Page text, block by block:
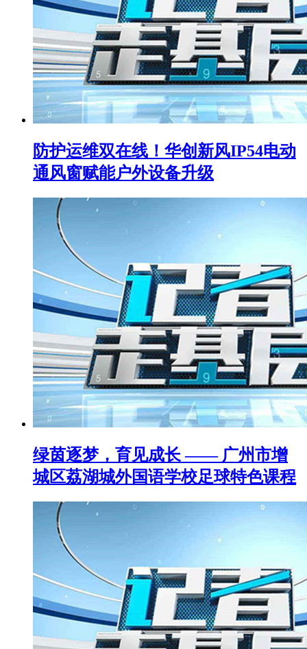
防护运维双在线！华创新风IP54电动
通风窗赋能户外设备升级
绿茵逐梦，育见成长 —— 广州市增
城区荔湖城外国语学校足球特色课程